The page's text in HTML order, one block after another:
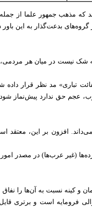
که مذهب جمهور علما از
گروه‌های بدعت‌گذار به این
شک نیست در میان هر
تباری» مد نظر قرار
حق ندارد پیش‌نماز شود؛
افزون بر این،
(غیر عرب‌ها) در مصدر
و کینه نسبت به آن‌ها را
فرومایه است و برتری